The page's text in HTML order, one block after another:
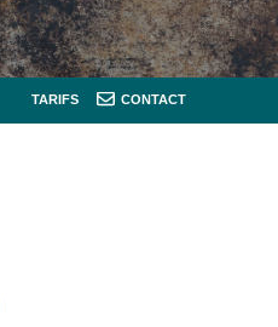
TARIFS CONTACT